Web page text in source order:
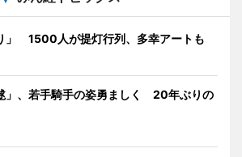
」 1500人が提灯行列、多幸アートも
」、若手騎手の姿勇ましく 20年ぶりの